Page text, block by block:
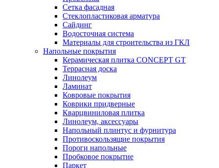
Сетка фасадная
Стеклопластиковая арматура
Сайдинг
Водосточная система
Материалы для строительства из ГКЛ
Напольные покрытия
Керамическая плитка CONCEPT GT
Террасная доска
Линолеум
Ламинат
Ковровые покрытия
Коврики придверные
Кварцвиниловая плитка
Линолеум, аксессуары
Напольный плинтус и фурнитура
Противоскользящие покрытия
Пороги напольные
Пробковое покрытие
Паркет